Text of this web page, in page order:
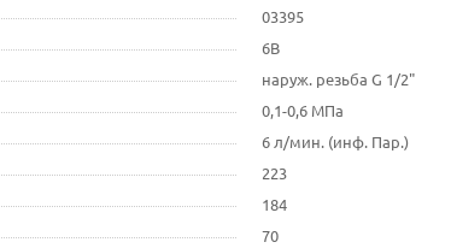
03395
6В
наруж. резьба G 1/2"
0,1-0,6 МПа
6 л/мин. (инф. Пар.)
223
184
70